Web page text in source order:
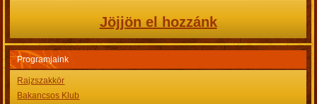
Jöjjön el hozzánk
Programjaink
Rajzszakkör
Bakancsos Klub